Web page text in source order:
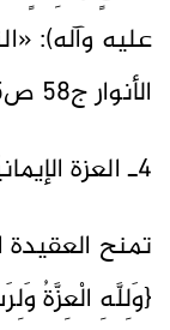
عليه وآله):
الأنوار ج58 ص65].
4ـ العزة الإيمانيَّة:
تمنح